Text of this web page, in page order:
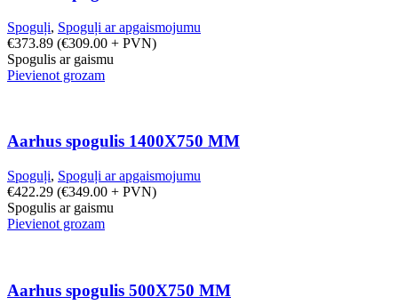
Spoguļi, Spoguļi ar apgaismojumu
€373.89 (€309.00 + PVN)
Spogulis ar gaismu
Pievienot grozam
Aarhus spogulis 1400X750 MM
Spoguļi, Spoguļi ar apgaismojumu
€422.29 (€349.00 + PVN)
Spogulis ar gaismu
Pievienot grozam
Aarhus spogulis 500X750 MM